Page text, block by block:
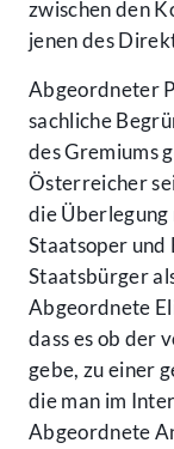
zwischen den
jenen des
Abgeordneter
sachliche
des Gremiums
Österreicher
die Überlegung
Staatsoper und
Staatsbürger
Abgeordnete
dass es ob der
gebe, zu einer
die man im
Abgeordnete